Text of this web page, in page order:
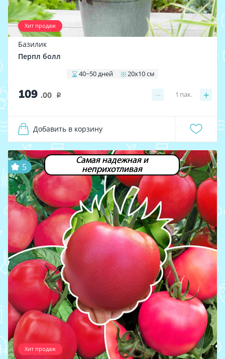
Хит продаж
Базилик
Перпл болл
40−50 дней 20х10 см
109 .00 i − +
1 пак.
Добавить в корзину
Самая надежная и
неприхотливая
Хит продаж
5